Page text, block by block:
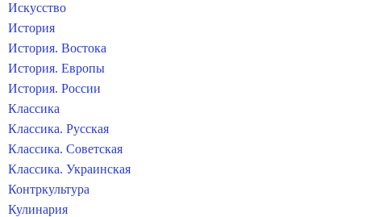
Искусство
История
История. Востока
История. Европы
История. России
Классика
Классика. Русская
Классика. Советская
Классика. Украинская
Контркультура
Кулинария